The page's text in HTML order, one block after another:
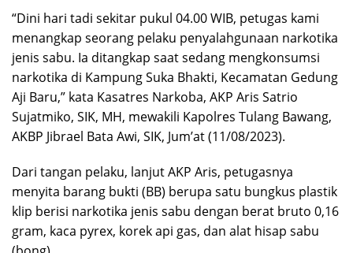
“Dini hari tadi sekitar pukul 04.00 WIB, petugas kami
menangkap seorang pelaku penyalahgunaan narkotika
jenis sabu. Ia ditangkap saat sedang mengkonsumsi
narkotika di Kampung Suka Bhakti, Kecamatan Gedung
Aji Baru,” kata Kasatres Narkoba, AKP Aris Satrio
Sujatmiko, SIK, MH, mewakili Kapolres Tulang Bawang,
AKBP Jibrael Bata Awi, SIK, Jum’at (11/08/2023).
Dari tangan pelaku, lanjut AKP Aris, petugasnya
menyita barang bukti (BB) berupa satu bungkus plastik
klip berisi narkotika jenis sabu dengan berat bruto 0,16
gram, kaca pyrex, korek api gas, dan alat hisap sabu